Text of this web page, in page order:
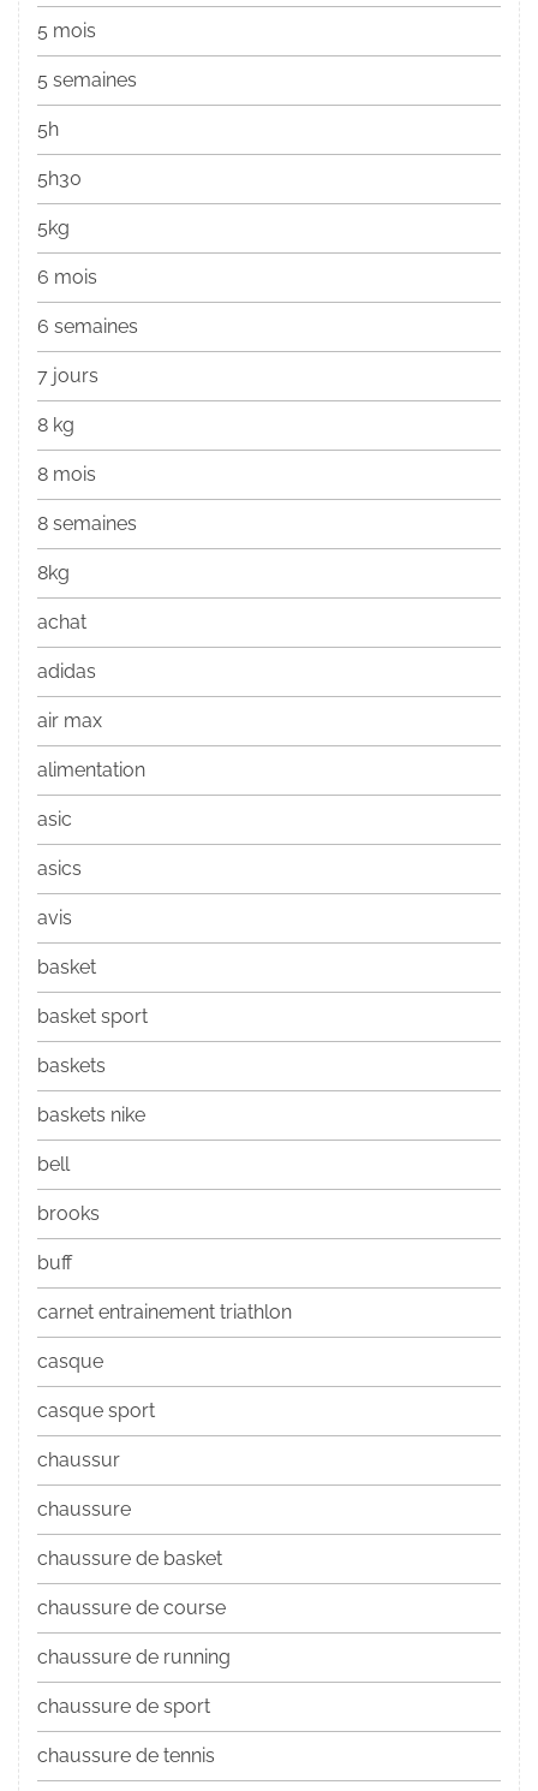
5 mois
5 semaines
5h
5h30
5kg
6 mois
6 semaines
7 jours
8 kg
8 mois
8 semaines
8kg
achat
adidas
air max
alimentation
asic
asics
avis
basket
basket sport
baskets
baskets nike
bell
brooks
buff
carnet entrainement triathlon
casque
casque sport
chaussur
chaussure
chaussure de basket
chaussure de course
chaussure de running
chaussure de sport
chaussure de tennis